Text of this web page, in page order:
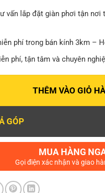
vấn lắp đặt giàn phơi tận nơi
phí trong bán kính 3km –
phí, tận tâm và chuyên
THÊM VÀO GIỎ
GÓP
MUA HÀNG
Gọi điện xác nhận và giao